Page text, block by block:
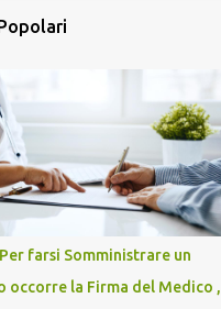
farsi Somministrare un
occorre la Firma del Medico ,